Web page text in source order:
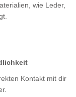
wie Leder,
Kontakt mit dir